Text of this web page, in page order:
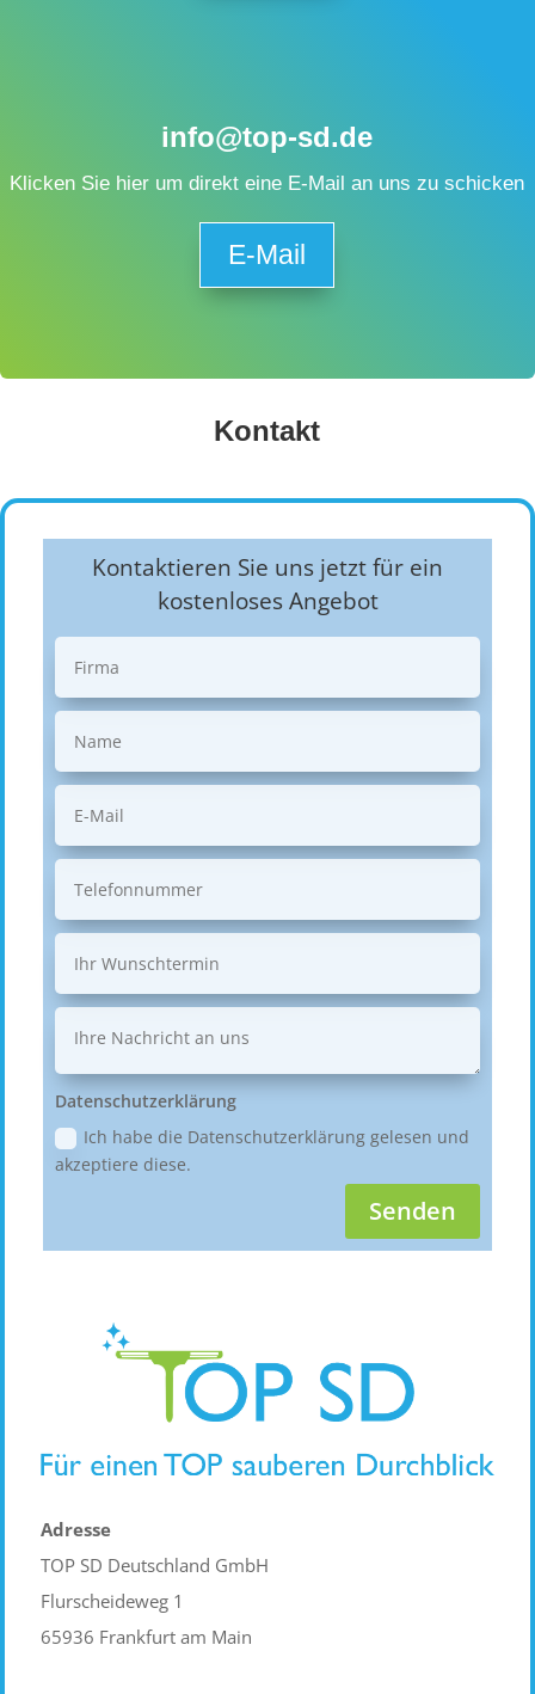
info@top-sd.de
Klicken Sie hier um direkt eine E-Mail an uns zu schicken
E-Mail
Kontakt
Kontaktieren Sie uns jetzt für ein
kostenloses Angebot
Datenschutzerklärung
Ich habe die Datenschutzerklärung gelesen und
akzeptiere diese.
Senden
Adresse
TOP SD Deutschland GmbH
Flurscheideweg 1
65936 Frankfurt am Main